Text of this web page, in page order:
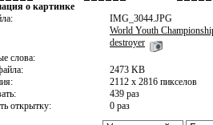
о картинке
IMG_3044.JPG
World Youth
destroyer
слова:
2473 KB
2112 x 2816 пикселов
439 раз
открытку:
0 раз